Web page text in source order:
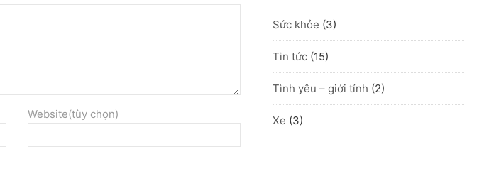
Website(tùy chọn)
Sức khỏe (3)
Tin tức (15)
Tình yêu – giới tính (2)
Xe (3)